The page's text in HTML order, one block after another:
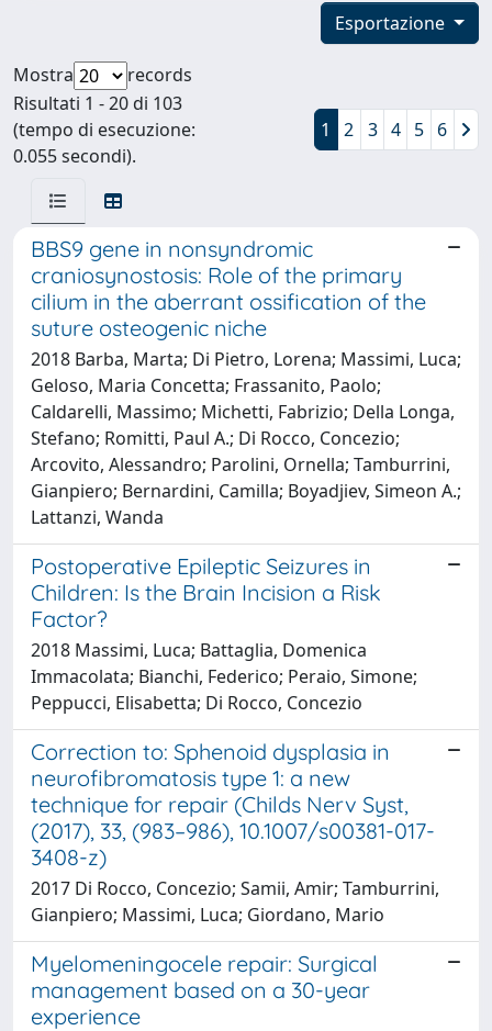
Esportazione
Mostra
records
Risultati 1 - 20 di 103
(tempo di esecuzione:
0.055 secondi).
1 2 3 4 5 6
BBS9 gene in nonsyndromic
craniosynostosis: Role of the primary
cilium in the aberrant ossification of the
suture osteogenic niche
2018 Barba, Marta; Di Pietro, Lorena; Massimi, Luca;
Geloso, Maria Concetta; Frassanito, Paolo;
Caldarelli, Massimo; Michetti, Fabrizio; Della Longa,
Stefano; Romitti, Paul A.; Di Rocco, Concezio;
Arcovito, Alessandro; Parolini, Ornella; Tamburrini,
Gianpiero; Bernardini, Camilla; Boyadjiev, Simeon A.;
Lattanzi, Wanda
Postoperative Epileptic Seizures in
Children: Is the Brain Incision a Risk
Factor?
2018 Massimi, Luca; Battaglia, Domenica
Immacolata; Bianchi, Federico; Peraio, Simone;
Peppucci, Elisabetta; Di Rocco, Concezio
Correction to: Sphenoid dysplasia in
neurofibromatosis type 1: a new
technique for repair (Childs Nerv Syst,
(2017), 33, (983–986), 10.1007/s00381-017-
3408-z)
2017 Di Rocco, Concezio; Samii, Amir; Tamburrini,
Gianpiero; Massimi, Luca; Giordano, Mario
Myelomeningocele repair: Surgical
management based on a 30-year
experience